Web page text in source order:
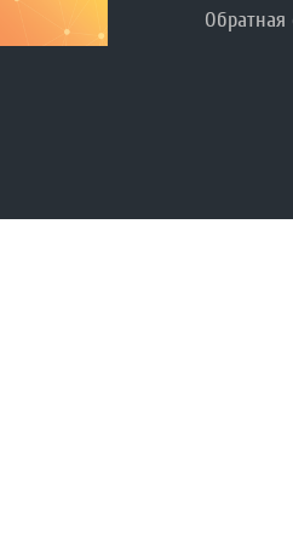
Обратная